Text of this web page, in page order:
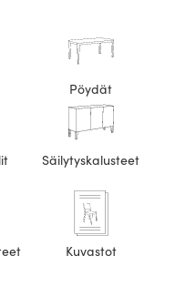
Pöydät
Säilytyskalusteet
Kuvastot